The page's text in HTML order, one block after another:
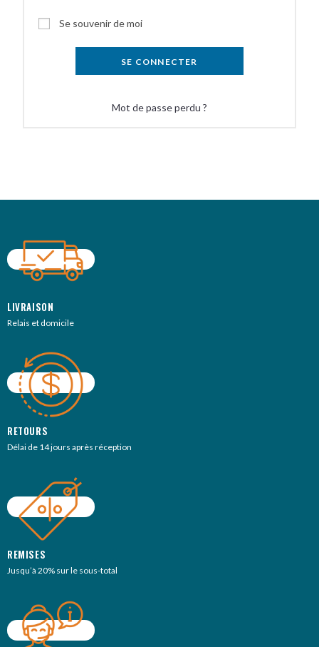
Se souvenir de moi
SE CONNECTER
Mot de passe perdu ?
LIVRAISON
Relais et domicile
RETOURS
Délai de 14 jours après réception
REMISES
Jusqu’à 20% sur le sous-total